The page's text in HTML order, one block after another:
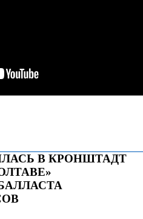
В КРОНШТАДТ